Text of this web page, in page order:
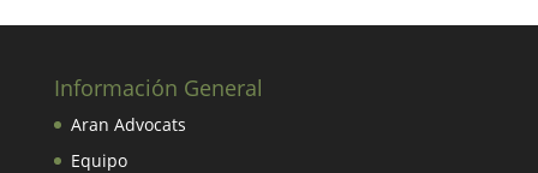
Información General
Aran Advocats
Equipo